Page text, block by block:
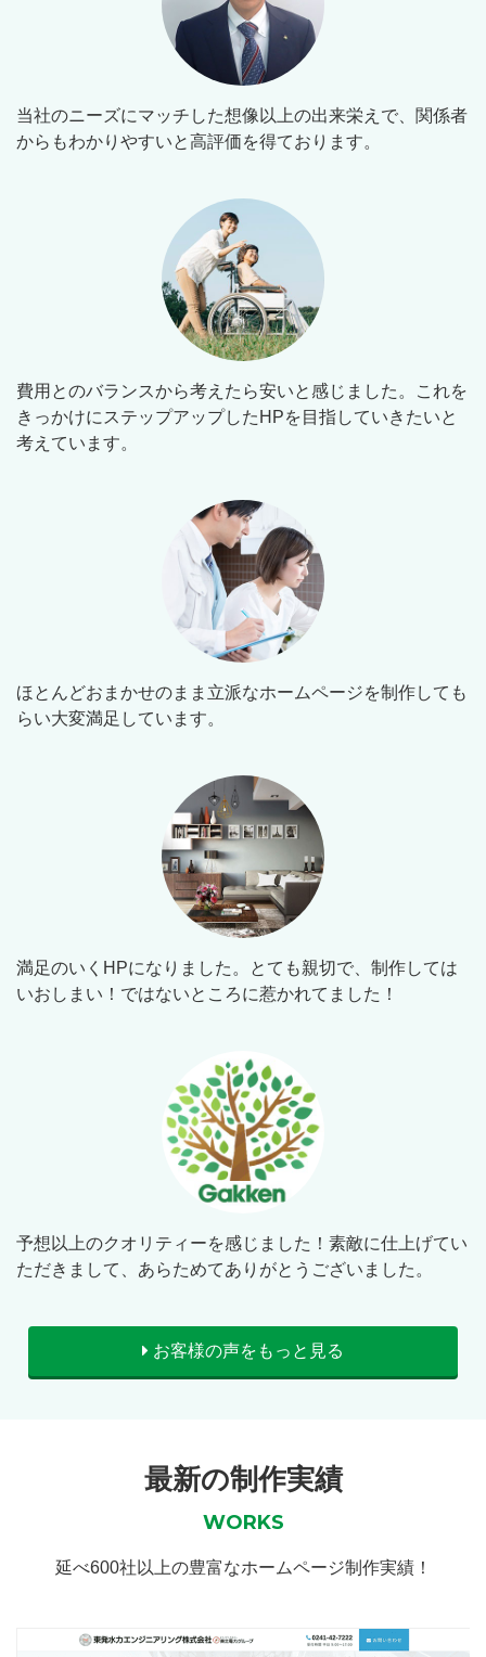
当社のニーズにマッチした想像以上の出来栄えで、関係者
からもわかりやすいと高評価を得ております。
費用とのバランスから考えたら安いと感じました。これを
きっかけにステップアップしたHPを目指していきたいと
考えています。
ほとんどおまかせのまま立派なホームページを制作しても
らい大変満足しています。
満足のいくHPになりました。とても親切で、制作しては
いおしまい！ではないところに惹かれてました！
予想以上のクオリティーを感じました！素敵に仕上げてい
ただきまして、あらためてありがとうございました。
お客様の声をもっと見る
最新の制作実績
WORKS
延べ600社以上の豊富なホームページ制作実績！